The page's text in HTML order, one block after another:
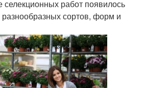
селекционных работ появилось
сортов, форм и